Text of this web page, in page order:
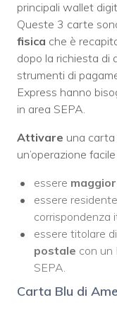
principali wallet
Queste 3 carte
fisica che è
dopo la richiesta di
strumenti di
Express hanno
in area SEPA.
Attivare una carta
un’operazione
essere
essere
corrispondenza
essere titolare
postale con un
SEPA.
Carta Blu di